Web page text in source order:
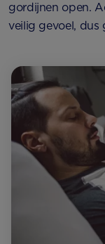
gordijnen open.
veilig gevoel, dus